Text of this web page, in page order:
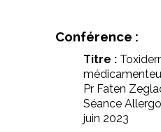
Conférence :
Titre :
Pr Faten
Séance
juin 2023